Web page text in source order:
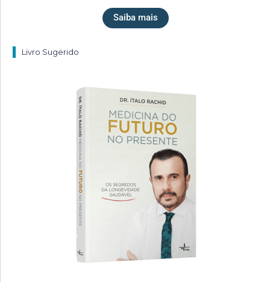
Saiba mais
Livro Sugerido